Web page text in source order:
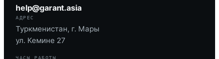
help@garant.asia
АДРЕС
Туркменистан, г. Мары
ул. Кемине 27
ЧАСЫ РАБОТЫ